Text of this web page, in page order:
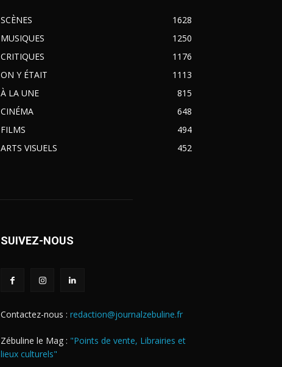
SCÈNES
1628
MUSIQUES
1250
CRITIQUES
1176
ON Y ÉTAIT
1113
À LA UNE
815
CINÉMA
648
FILMS
494
ARTS VISUELS
452
SUIVEZ-NOUS
Contactez-nous : redaction@journalzebuline.fr
Zébuline le Mag : "Points de vente, Librairies et
lieux culturels"